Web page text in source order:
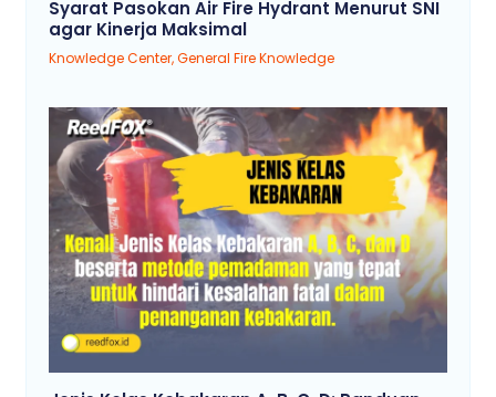
Syarat Pasokan Air Fire Hydrant Menurut SNI
agar Kinerja Maksimal
Knowledge Center,General Fire Knowledge